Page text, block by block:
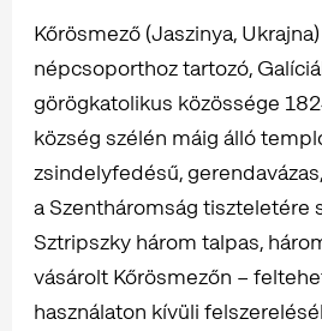
Kőrösmező (Jaszinya,
népcsoporthoz tartozó,
görögkatolikus közössége
község szélén máig álló
zsindelyfedésű,
a Szentháromság tiszteletére
Sztripszky három talpas,
vásárolt Kőrösmezőn –
használaton kívüli